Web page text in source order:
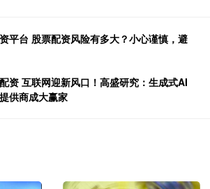
平台 股票配资风险有多大？小心谨慎，避
资 互联网迎新风口！高盛研究：生成式AI
供商成大赢家